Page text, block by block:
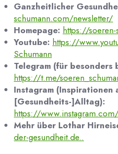
Ganzheitlicher
schumann.com/newsletter/
Homepage: https://
Youtube: https://
Schumann
Telegram (für besonders
https://t.me/
Instagram (Inspirationen
[Gesundheits-]Alltag):
https://
Mehr über Lothar
der-gesundheit.de..